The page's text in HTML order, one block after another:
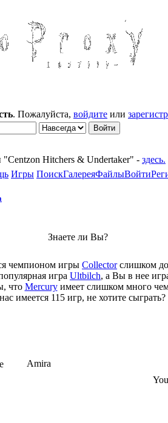
. Пожалуйста, войдите или
Hitchers & Undertaker" - здесь.
Игры ПоискГалереяФайлыВойти
Знаете ли Вы?
чемпионом игры Collectorслишком
игра Ultbilch, а Вы в нее
что Mercuryимеет слишком много
имеется 115 игр, не хотите сыграть?
Amira